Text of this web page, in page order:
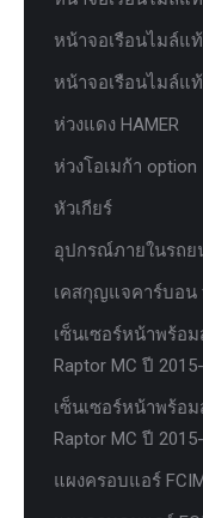
หน้าจอเรือนไมล์แท้
หน้าจอเรือนไมล์แท้
ห่วงแดง HAMER
ห่วงโอเมก้า option
หัวเกียร์
อุปกรณ์ภายในรถย
เคสกุญแจคาร์บอน
เซ็นเซอร์หน้าพร้อ
Raptor MC ปี
เซ็นเซอร์หน้าพร้อ
Raptor MC ปี
แผงครอบแอร์